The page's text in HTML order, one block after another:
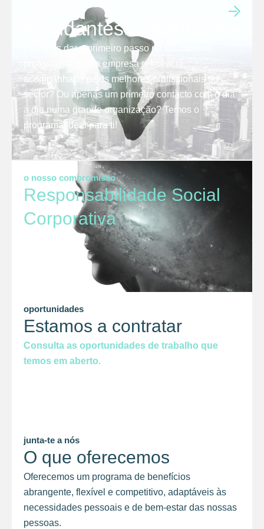
Estudantes e graduados
Procuras dar o primeiro passo na tua carreira
profissional, numa empresa referência,
acompanhado pelos melhores profissionais do
sector? Ou apenas um primeiro contacto com o dia
a dia numa grande organização? Temos o
programa ideal para ti!
o nosso compromisso
Responsabilidade Social
Corporativa
oportunidades
Estamos a contratar
Consulta as oportunidades de trabalho que
temos em aberto.
junta-te a nós
O que oferecemos
Oferecemos um programa de benefícios
abrangente, flexível e competitivo, adaptáveis às
necessidades pessoais e de bem-estar das nossas
pessoas.